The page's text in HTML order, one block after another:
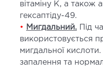
ХІРУРГІЯ
хірургія
вітаміну К, а також
гексаптіду-49.
•
Мигдальний. Під
використовується
мигдальної
запалення та